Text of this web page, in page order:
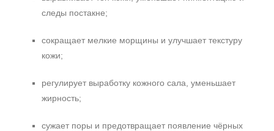
следы постакне;
сокращает мелкие морщины и улучшает текстуру
кожи;
регулирует выработку кожного сала, уменьшает
жирность;
сужает поры и предотвращает появление чёрных